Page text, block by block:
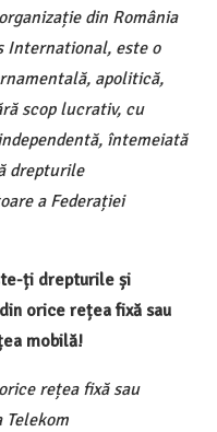
din România
International, este o
apolitică,
scop lucrativ, cu
întemeiată
drepturile
a Federației
ți drepturile și
orice rețea fixă sau
mobilă!
rețea fixă sau